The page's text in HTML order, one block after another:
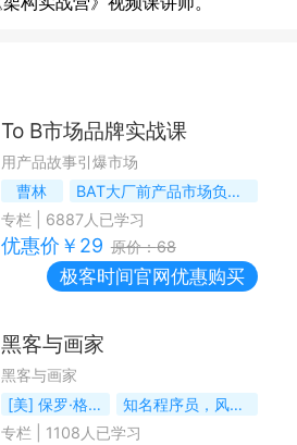
To B市场品牌实战课
用产品故事引爆市场
曹林
BAT大厂前产品市场负责人
专栏
6887人已学习
优惠价￥ 29 原价：68
极客时间官网优惠购买
黑客与画家
黑客与画家
[美] 保罗·格雷厄姆
知名程序员，风险投资家
专栏
1108 人已学习